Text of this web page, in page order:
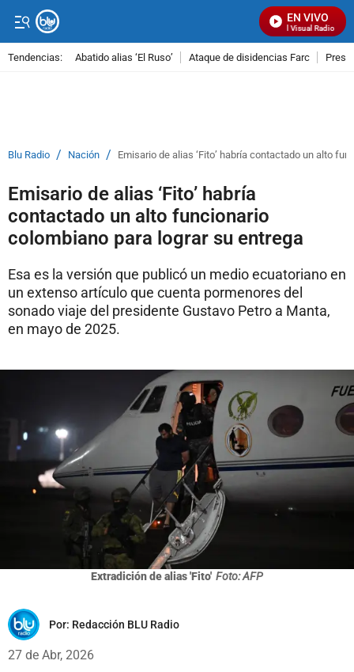
EN VIVO
Señal Visual Radio
Tendencias: Abatido alias ‘El Ruso’ Ataque de disidencias Farc
Blu Radio / Nación / Emisario de alias ‘Fito’ habría contactado un alto
Emisario de alias ‘Fito’ habría
contactado un alto funcionario
colombiano para lograr su entrega
Esa es la versión que publicó un medio ecuatoriano en
un extenso artículo que cuenta pormenores del
sonado viaje del presidente Gustavo Petro a Manta,
en mayo de 2025.
Extradición de alias 'Fito' Foto: AFP
Por: Redacción BLU Radio
27 de Abr, 2026